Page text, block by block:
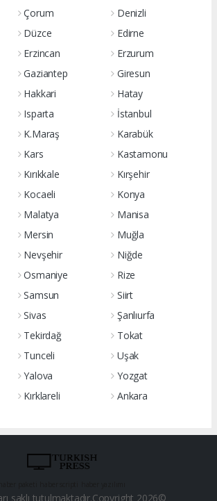
Çorum
Denizli
Düzce
Edirne
Erzincan
Erzurum
Gaziantep
Giresun
Hakkari
Hatay
Isparta
İstanbul
K.Maraş
Karabük
Kars
Kastamonu
Kırıkkale
Kırşehir
Kocaeli
Konya
Malatya
Manisa
Mersin
Muğla
Nevşehir
Niğde
Osmaniye
Rize
Samsun
Siirt
Sivas
Şanlıurfa
Tekirdağ
Tokat
Tunceli
Uşak
Yalova
Yozgat
Kırklareli Ankara
saklı tutulmaktadır.Copyright 2026©